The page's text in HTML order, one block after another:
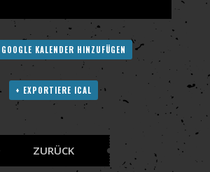
KALENDER HINZUFÜGEN
+ EXPORTIERE ICAL
ZURÜCK